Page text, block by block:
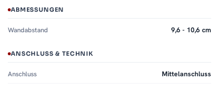
ABMESSUNGEN
Wandabstand 9,6 - 10,6 cm
ANSCHLUSS & TECHNIK
Anschluss Mittelanschluss